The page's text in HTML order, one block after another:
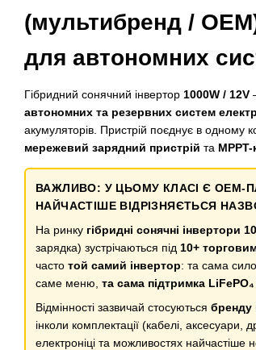
(мультибренд /
для автономних
Гібридний сонячний інвертор 1000W / 12V
автономних та резервних систем
акумуляторів. Пристрій поєднує в одному
мережевий зарядний пристрій та
ВАЖЛИВО: У ЦЬОМУ КЛАСІ Є
НАЙЧАСТІШЕ ВІДРІЗНЯЄТЬСЯ
На ринку гібридні сонячні інвертори
зарядка) зустрічаються під 10+
часто той самий інвертор: та сама
саме меню, та сама підтримка LiFePO₄
Відмінності зазвичай стосуються бренду
інколи комплектації (кабелі, аксесуари,
електроніці та можливостях найчастіше